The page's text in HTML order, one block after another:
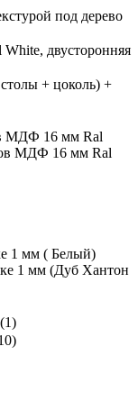
под дерево
двусторонняя
+ цоколь) +
МДФ 16 мм Ral
МДФ 16 мм Ral
1 мм ( Белый)
1 мм (Дуб Хантон
1)
)